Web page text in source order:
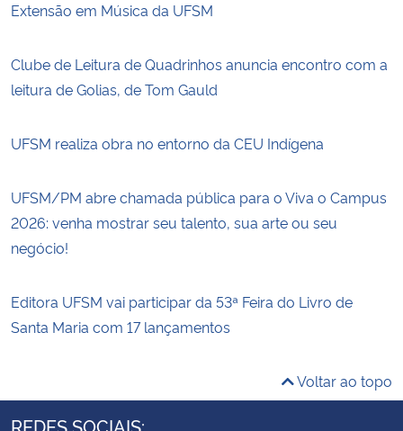
Controladoria-Geral da União
Ministério da Mulher, da Família e dos Direitos Humanos
Gabinete de Segurança Institucional
Advocacia-Geral da União
Banco Central do Brasil
Extensão em Música da UFSM
Clube de Leitura de Quadrinhos anuncia encontro com a
leitura de Golias, de Tom Gauld
UFSM realiza obra no entorno da CEU Indígena
UFSM/PM abre chamada pública para o Viva o Campus
2026: venha mostrar seu talento, sua arte ou seu
negócio!
Editora UFSM vai participar da 53ª Feira do Livro de
Santa Maria com 17 lançamentos
Voltar ao topo
REDES SOCIAIS: